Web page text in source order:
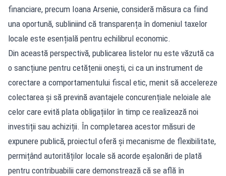
financiare, precum Ioana Arsenie, consideră măsura ca fiind
una oportună, subliniind că transparența în domeniul taxelor
locale este esențială pentru echilibrul economic.
Din această perspectivă, publicarea listelor nu este văzută ca
o sancțiune pentru cetățenii onești, ci ca un instrument de
corectare a comportamentului fiscal etic, menit să accelereze
colectarea și să prevină avantajele concurențiale neloiale ale
celor care evită plata obligațiilor în timp ce realizează noi
investiții sau achiziții. În completarea acestor măsuri de
expunere publică, proiectul oferă și mecanisme de flexibilitate,
permițând autorităților locale să acorde eșalonări de plată
pentru contribuabilii care demonstrează că se află în